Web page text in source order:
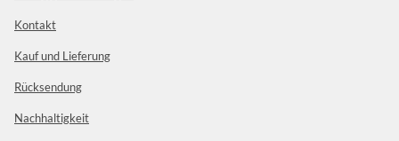
Kontakt
Kauf und Lieferung
Rücksendung
Nachhaltigkeit